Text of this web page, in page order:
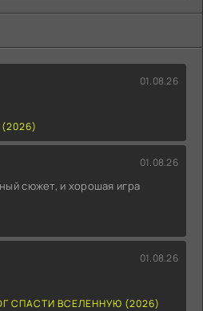
01.08.26
01.08.26
сюжет, и хорошая игра
01.08.26
СПАСТИ ВСЕЛЕННУЮ (2026)